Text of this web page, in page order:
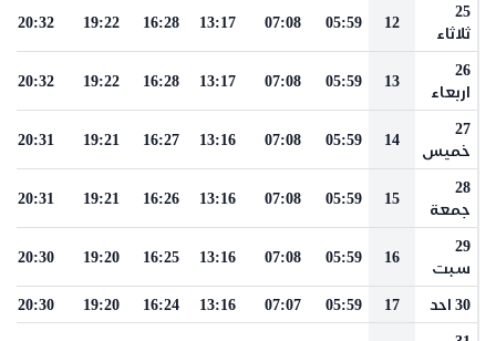
25
ثلاثاء
12
05:59
07:08
13:17
16:28
19:22
20:32
26
اربعاء
13
05:59
07:08
13:17
16:28
19:22
20:32
27
خميس
14
05:59
07:08
13:16
16:27
19:21
20:31
28
جمعة
15
05:59
07:08
13:16
16:26
19:21
20:31
29
سبت
16
05:59
07:08
13:16
16:25
19:20
20:30
30 احد 17
05:59
07:07
13:16
16:24
19:20
20:30